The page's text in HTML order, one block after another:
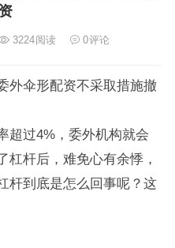
3224阅读 0评论
外伞形配资不采取措施撤
超过4%，委外机构就会
杠杆后，难免心有余悸，
杆到底是怎么回事呢？这